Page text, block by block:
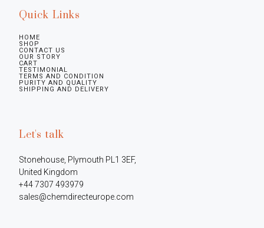
Quick Links
HOME
SHOP
CONTACT US
OUR STORY
CART
TESTIMONIAL
TERMS AND CONDITION
PURITY AND QUALITY
SHIPPING AND DELIVERY
Let's talk
Stonehouse, Plymouth PL1 3EF,
United Kingdom
+44 7307 493979
sales@chemdirecteurope.com